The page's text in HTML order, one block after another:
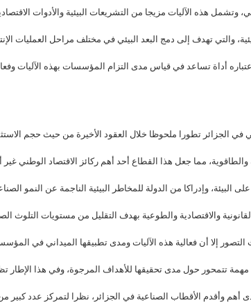
وتشمل هذه الآليات مزيجا من التشريعات البيئية والأدوات
والتي تهدف إلى دمج البعد البيئي في مختلف مراحل العمليات
أداة تساعد في قياس مدى التزام المؤسسات بهذه الآليات
في الجزائر تطورا ملحوظا خلال العقود الأخيرة من حيث حجم
مما جعل هذا القطاع أحد أهم ركائز الاقتصاد الوطني
على البيئة، وإدراكا من الدولة للمخاطر البيئية الناجمة عن النمو
القانونية والاقتصادية والطوعية بهدف التقليل من مستويات التلوث
التصور إلا أن فعالية هذه الآليات ومدى تطبيقها الميداني في
تتمحور حول مدى تحقيقها للأهداف المرجوة، وفي هذا الإطار
وأقدم الأقطاب الصناعية في الجزائر، نظرا لتمركز عدد كبير